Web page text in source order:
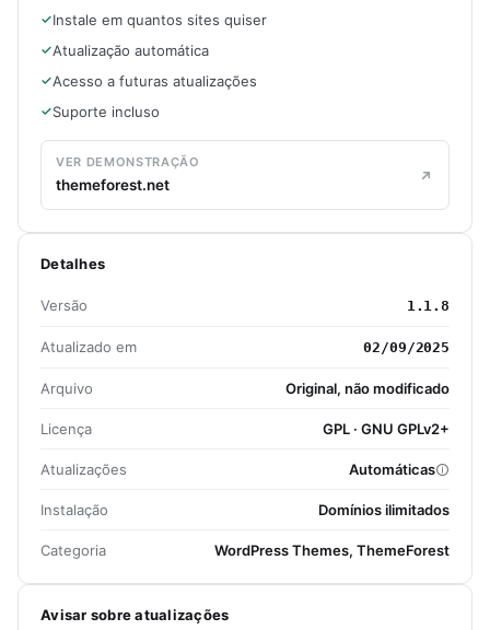
Instale em quantos sites quiser
Atualização automática
Acesso a futuras atualizações
Suporte incluso
VER DEMONSTRAÇÃO
themeforest.net
Detalhes
Versão 1.1.8
Atualizado em 02/09/2025
Arquivo Original, não modificado
Licença GPL · GNU GPLv2+
Atualizações Automáticas
Instalação Domínios ilimitados
Categoria WordPress Themes, ThemeForest
Avisar sobre atualizações